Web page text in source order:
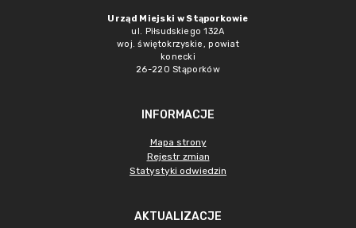
Urząd Miejski w Stąporkowie
ul. Piłsudskiego 132A
woj. świętokrzyskie, powiat
konecki
26-220 Stąporków
INFORMACJE
Mapa strony
Rejestr zmian
Statystyki odwiedzin
AKTUALIZACJE